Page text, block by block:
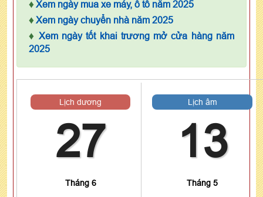
♦ Xem ngày mua xe máy, ô tô năm 2025
♦ Xem ngày chuyển nhà năm 2025
♦ Xem ngày tốt khai trương mở cửa hàng năm
2025
Lịch dương
27
Tháng 6
Lịch âm
13
Tháng 5